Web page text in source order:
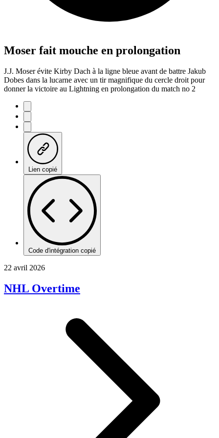
Moser fait mouche en prolongation
J.J. Moser évite Kirby Dach à la ligne bleue avant de battre Jakub
Dobes dans la lucarne avec un tir magnifique du cercle droit pour
donner la victoire au Lightning en prolongation du match no 2
Lien copié
Code d'intégration copié
22 avril 2026
NHL Overtime